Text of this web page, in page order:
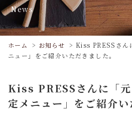
News
ホーム > お知らせ > Kiss PRESSさん
ニュー」をご紹介いただきました。
Kiss PRESSさんに「
定メニュー」をご紹介い